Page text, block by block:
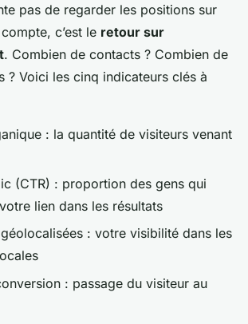
pas de regarder les positions sur
c’est le retour sur
. Combien de contacts ? Combien de
? Voici les cinq indicateurs clés à
: la quantité de visiteurs venant
(CTR) : proportion des gens qui
lien dans les résultats
: votre visibilité dans les
: passage du visiteur au